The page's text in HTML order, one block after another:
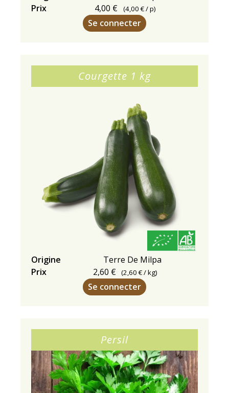
Prix
4,00 € (4,00 €/ p)
Se connecter
Courgette 1 kg
Prix
applicable
Origine
Terre De Milpa
Prix
2,60 € (2,60 €/ kg)
Se connecter
Persil